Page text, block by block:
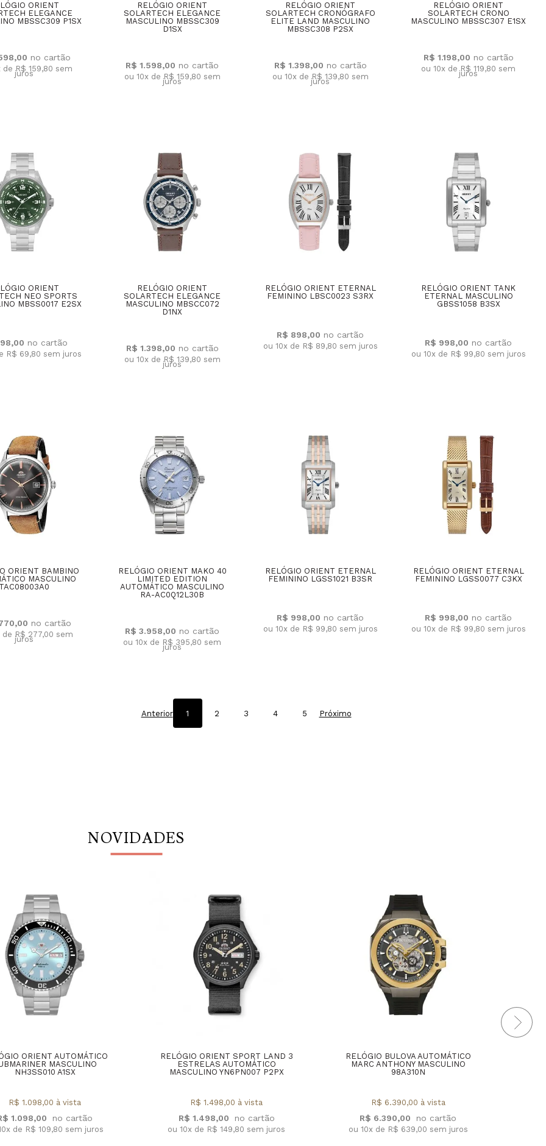
ORIENT
ELEGANCE
MBSSC309 P1SX
de R$ 159,80 sem
juros
RELÓGIO ORIENT
SOLARTECH ELEGANCE
MASCULINO MBSSC309
D1SX
R$ 1.598,00
ou 10x de R$ 159,80 sem
juros
RELÓGIO ORIENT
SOLARTECH CRONÓGRAFO
ELITE LAND MASCULINO
MBSSC308 P2SX
R$ 1.398,00
ou 10x de R$ 139,80 sem
juros
RELÓGIO ORIENT
SOLARTECH CRONO
MASCULINO MBSSC307 E1SX
R$ 1.198,00
ou 10x de R$ 119,80 sem
juros
ORIENT
NEO SPORTS
MBSS0017 E2SX
R$ 69,80 sem juros
RELÓGIO ORIENT
SOLARTECH ELEGANCE
MASCULINO MBSCC072
D1NX
R$ 1.398,00
ou 10x de R$ 139,80 sem
juros
RELÓGIO ORIENT ETERNAL
FEMININO LBSC0023 S3RX
R$ 898,00
ou 10x de R$ 89,80 sem juros
RELÓGIO ORIENT TANK
ETERNAL MASCULINO
GBSS1058 B3SX
R$ 998,00
ou 10x de R$ 99,80 sem juros
ORIENT BAMBINO
MASCULINO
TAC08003A0
de R$ 277,00 sem
juros
RELÓGIO ORIENT MAKO 40
LIMITED EDITION
AUTOMÁTICO MASCULINO
RA-AC0Q12L30B
R$ 3.958,00
ou 10x de R$ 395,80 sem
juros
RELÓGIO ORIENT ETERNAL
FEMININO LGSS1021 B3SR
R$ 998,00
ou 10x de R$ 99,80 sem juros
RELÓGIO ORIENT ETERNAL
FEMININO LGSS0077 C3KX
R$ 998,00
ou 10x de R$ 99,80 sem juros
Anterior 1 2 3 4 5 Próximo
NOVIDADES
ORIENT AUTOMÁTICO
MASCULINO
NH3SS010 A1SX
1.098,00
R$ 1.098,00 à vista
de R$ 109,80 sem juros
RELÓGIO ORIENT SPORT LAND 3
ESTRELAS AUTOMÁTICO
MASCULINO YN6PN007 P2PX
R$ 1.498,00
R$ 1.498,00 à vista
ou 10x de R$ 149,80 sem juros
RELÓGIO BULOVA AUTOMÁTICO
MARC ANTHONY MASCULINO
98A310N
R$ 6.390,00
R$ 6.390,00 à vista
ou 10x de R$ 639,00 sem juros